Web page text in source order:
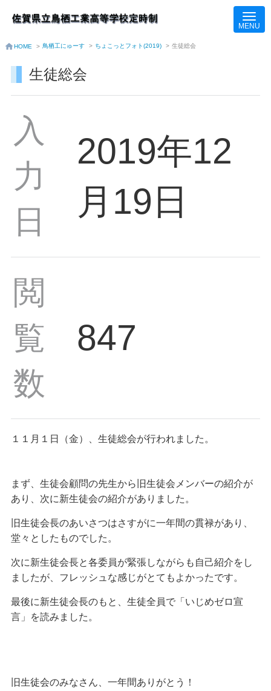
HOME > 鳥栖工にゅーす > ちょこっとフォト(2019) > 生徒総会
生徒総会
入
力
日
2019年12
月19日
閲
覧
数
847
１１月１日（金）、生徒総会が行われました。
まず、生徒会顧問の先生から旧生徒会メンバーの紹介が
あり、次に新生徒会の紹介がありました。
旧生徒会長のあいさつはさすがに一年間の貫禄があり、
堂々としたものでした。
次に新生徒会長と各委員が緊張しながらも自己紹介をし
ましたが、フレッシュな感じがとてもよかったです。
最後に新生徒会長のもと、生徒全員で「いじめゼロ宣
言」を読みました。
旧生徒会のみなさん、一年間ありがとう！